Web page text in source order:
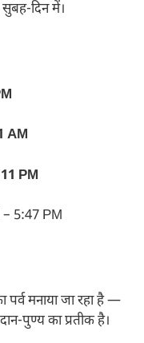
दिन में।
AM
PM
5:47 PM
मनाया जा रहा है —
पुण्य का प्रतीक है।